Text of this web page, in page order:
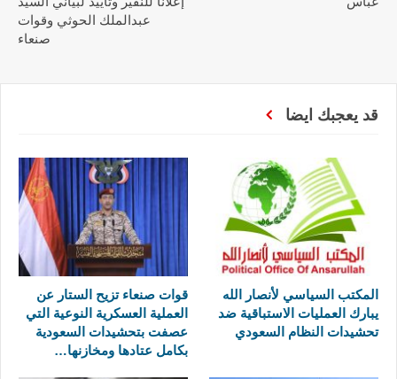
عبدالملك الحوثي وقوات
صنعاء
قد يعجبك ايضا
المكتب السياسي لأنصار الله
يبارك العمليات الاستباقية ضد
تحشيدات النظام السعودي
قوات صنعاء تزيح الستار عن
العملية العسكرية النوعية التي
عصفت بتحشيدات السعودية
بكامل عتادها ومخازنها…